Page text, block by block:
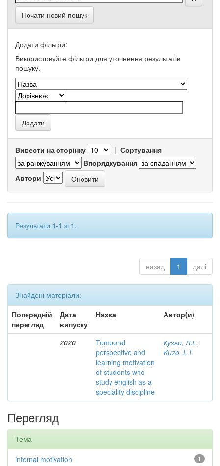
Почати новий пошук
Додати фільтри:
Використовуйте фільтри для уточнення результатів
пошуку.
Вивести на сторінку | Сортування
Впорядкування
Автори
Результати 1-1 зі 1.
назад 1 далі
Знайдені матеріали:
Попередній
перегляд
Дата
випуску
Назва Автор(и)
2020
Temporal
perspective and
learning motivation
of students who
study english as a
speciality discipline
Кузьо, Л.І.;
Kuzo, L.I.
Перегляд
Тема
1
internal motivation